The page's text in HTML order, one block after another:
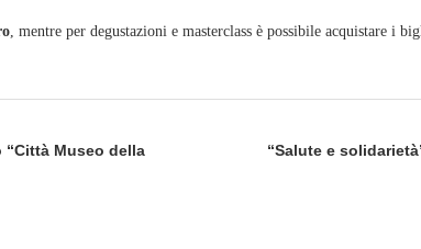
, mentre per degustazioni e masterclass è possibile acquistare i
“Città Museo della
“Salute e